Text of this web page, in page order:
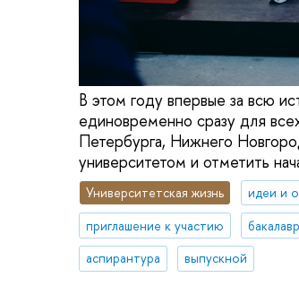
В этом году впервые за всю
единовременно сразу для
Петербурга, Нижнего
университетом и отметить
Университетская жизнь идеи и
приглашение к участию
аспирантура
выпускной